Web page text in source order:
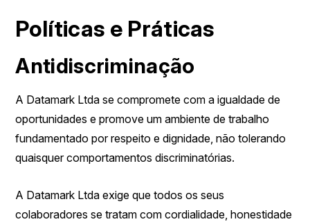
Políticas e Práticas
Antidiscriminação
A Datamark Ltda se compromete com a igualdade de
oportunidades e promove um ambiente de trabalho
fundamentado por respeito e dignidade, não tolerando
quaisquer comportamentos discriminatórias.
A Datamark Ltda exige que todos os seus
colaboradores se tratam com cordialidade, honestidade